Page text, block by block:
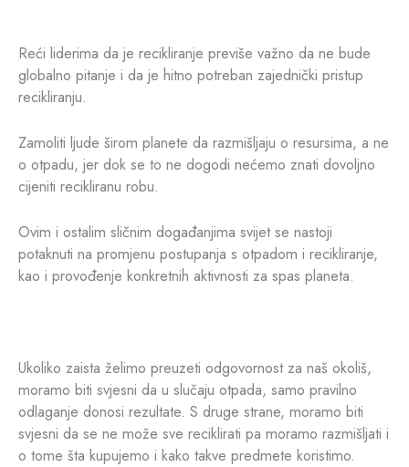
Reći liderima da je recikliranje previše važno da ne bude
globalno pitanje i da je hitno potreban zajednički pristup
recikliranju.
Zamoliti ljude širom planete da razmišljaju o resursima, a ne
o otpadu, jer dok se to ne dogodi nećemo znati dovoljno
cijeniti recikliranu robu.
Ovim i ostalim sličnim događanjima svijet se nastoji
potaknuti na promjenu postupanja s otpadom i recikliranje,
kao i provođenje konkretnih aktivnosti za spas planeta.
Ukoliko zaista želimo preuzeti odgovornost za naš okoliš,
moramo biti svjesni da u slučaju otpada, samo pravilno
odlaganje donosi rezultate. S druge strane, moramo biti
svjesni da se ne može sve reciklirati pa moramo razmišljati i
o tome šta kupujemo i kako takve predmete koristimo.